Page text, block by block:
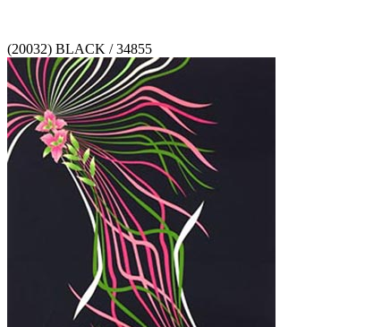
(20032) BLACK / 34855